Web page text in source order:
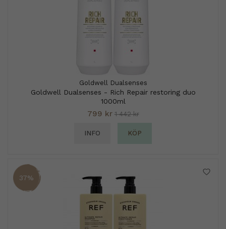
Goldwell Dualsenses
Goldwell Dualsenses - Rich Repair restoring duo
1000ml
799 kr 1 442 kr
INFO KÖP
37%